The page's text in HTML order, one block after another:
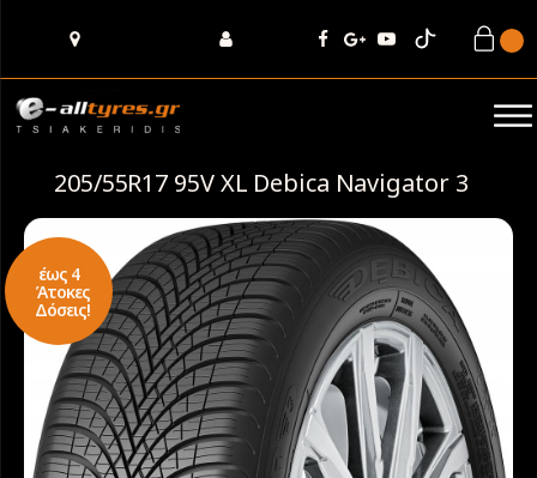
205/55R17 95V XL Debica Navigator 3
έως 4
Άτοκες
Δόσεις!